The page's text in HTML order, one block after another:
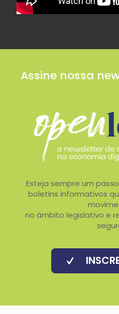
Assine nossa
Esteja sempre um
boletins informativos
no âmbito legislativo e